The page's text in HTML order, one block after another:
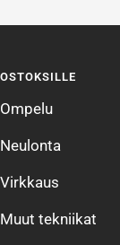
OSTOKSILLE
Ompelu
Neulonta
Virkkaus
Muut tekniikat